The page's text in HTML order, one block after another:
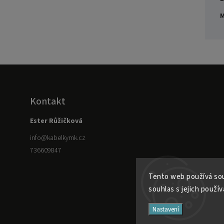
Tento web používá
souhlas s jejich
Nastavení
Kontakt
Ester Růžičková
info@kabelkymk.cz
736609847